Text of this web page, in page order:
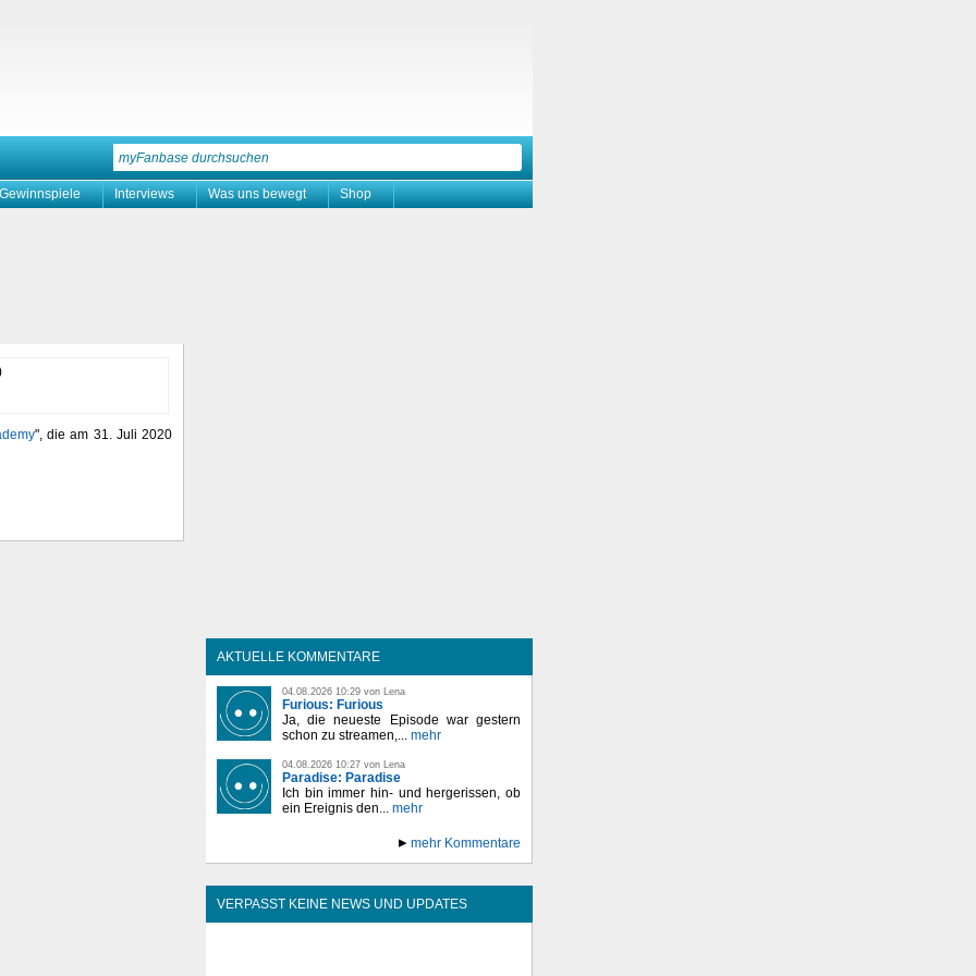
Gewinnspiele Interviews Was uns bewegt Shop
", die am 31. Juli 2020
AKTUELLE KOMMENTARE
04.08.2026 10:29 von Lena
Furious: Furious
Ja, die neueste Episode war gestern
schon zu streamen,... mehr
04.08.2026 10:27 von Lena
Paradise: Paradise
Ich bin immer hin- und hergerissen, ob
ein Ereignis den... mehr
mehr Kommentare
VERPASST KEINE NEWS UND UPDATES